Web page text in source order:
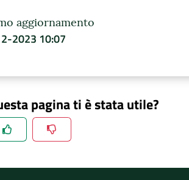
aggiornamento
2023 10:07
pagina ti è stata utile?
perchè, e aiutaci a migliorare il